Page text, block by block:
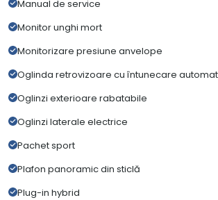
Manual de service
Monitor unghi mort
Monitorizare presiune anvelope
Oglinda retrovizoare cu întunecare
Oglinzi exterioare rabatabile
Oglinzi laterale electrice
Pachet sport
Plafon panoramic din sticlă
Plug-in hybrid